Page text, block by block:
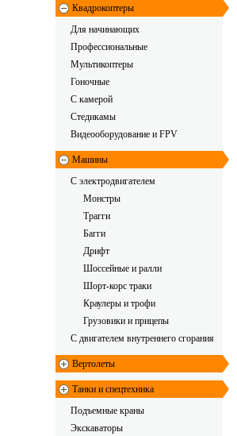
Квадрокоптеры
Для начинающих
Профессиональные
Мультикоптеры
Гоночные
C камерой
Стедикамы
Видеооборудование и FPV
Машины
С электродвигателем
Монстры
Трагги
Багги
Дрифт
Шоссейные и ралли
Шорт-корс траки
Краулеры и трофи
Грузовики и прицепы
С двигателем внутреннего сгорания
Вертолеты
Танки и спецтехника
Подъемные краны
Экскаваторы